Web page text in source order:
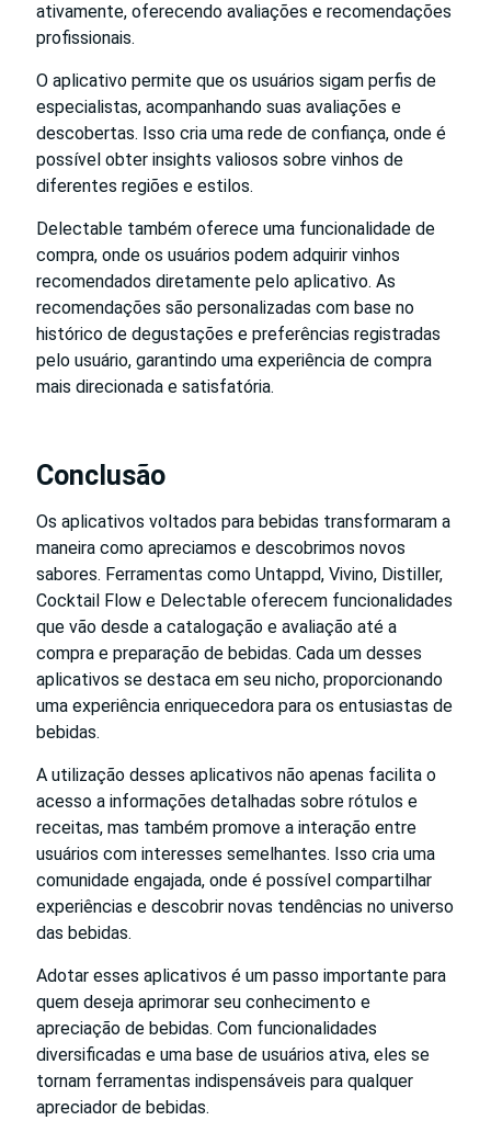
ativamente, oferecendo avaliações e recomendações
profissionais.
O aplicativo permite que os usuários sigam perfis de
especialistas, acompanhando suas avaliações e
descobertas. Isso cria uma rede de confiança, onde é
possível obter insights valiosos sobre vinhos de
diferentes regiões e estilos.
Delectable também oferece uma funcionalidade de
compra, onde os usuários podem adquirir vinhos
recomendados diretamente pelo aplicativo. As
recomendações são personalizadas com base no
histórico de degustações e preferências registradas
pelo usuário, garantindo uma experiência de compra
mais direcionada e satisfatória.
Conclusão
Os aplicativos voltados para bebidas transformaram a
maneira como apreciamos e descobrimos novos
sabores. Ferramentas como Untappd, Vivino, Distiller,
Cocktail Flow e Delectable oferecem funcionalidades
que vão desde a catalogação e avaliação até a
compra e preparação de bebidas. Cada um desses
aplicativos se destaca em seu nicho, proporcionando
uma experiência enriquecedora para os entusiastas de
bebidas.
A utilização desses aplicativos não apenas facilita o
acesso a informações detalhadas sobre rótulos e
receitas, mas também promove a interação entre
usuários com interesses semelhantes. Isso cria uma
comunidade engajada, onde é possível compartilhar
experiências e descobrir novas tendências no universo
das bebidas.
Adotar esses aplicativos é um passo importante para
quem deseja aprimorar seu conhecimento e
apreciação de bebidas. Com funcionalidades
diversificadas e uma base de usuários ativa, eles se
tornam ferramentas indispensáveis para qualquer
apreciador de bebidas.